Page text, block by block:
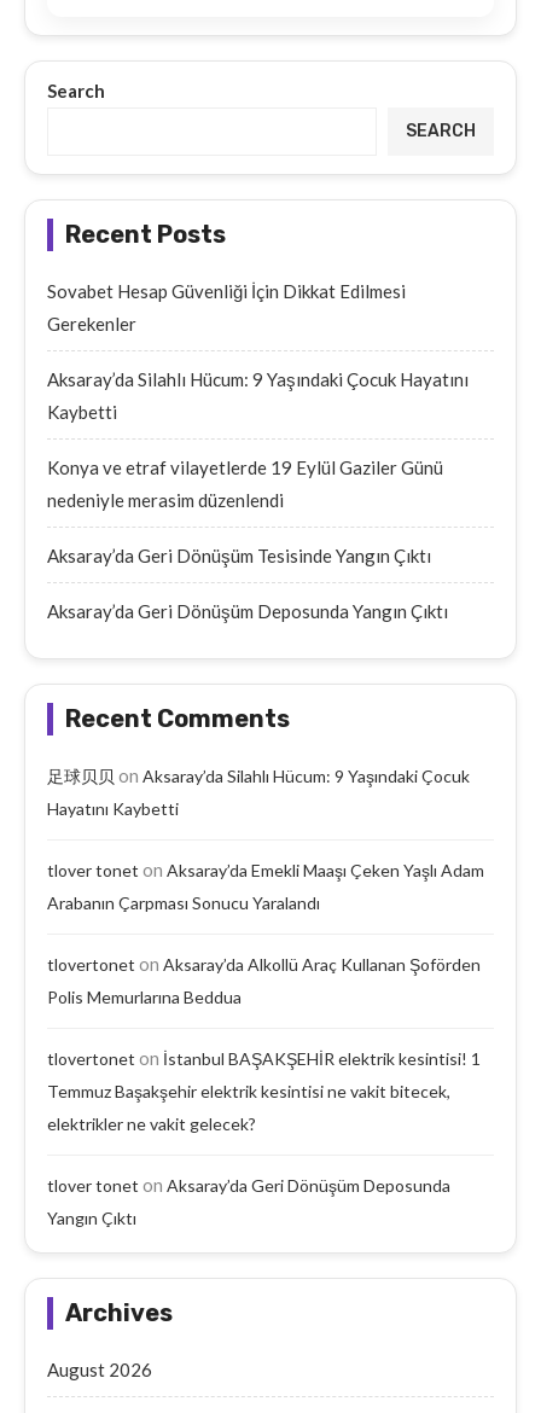
Search
SEARCH
Recent Posts
Sovabet Hesap Güvenliği İçin Dikkat Edilmesi
Gerekenler
Aksaray’da Silahlı Hücum: 9 Yaşındaki Çocuk Hayatını
Kaybetti
Konya ve etraf vilayetlerde 19 Eylül Gaziler Günü
nedeniyle merasim düzenlendi
Aksaray’da Geri Dönüşüm Tesisinde Yangın Çıktı
Aksaray’da Geri Dönüşüm Deposunda Yangın Çıktı
Recent Comments
足球贝贝 on Aksaray’da Silahlı Hücum: 9 Yaşındaki Çocuk
Hayatını Kaybetti
tlover tonet on Aksaray’da Emekli Maaşı Çeken Yaşlı Adam
Arabanın Çarpması Sonucu Yaralandı
tlovertonet on Aksaray’da Alkollü Araç Kullanan Şoförden
Polis Memurlarına Beddua
tlovertonet on İstanbul BAŞAKŞEHİR elektrik kesintisi! 1
Temmuz Başakşehir elektrik kesintisi ne vakit bitecek,
elektrikler ne vakit gelecek?
tlover tonet on Aksaray’da Geri Dönüşüm Deposunda
Yangın Çıktı
Archives
August 2026